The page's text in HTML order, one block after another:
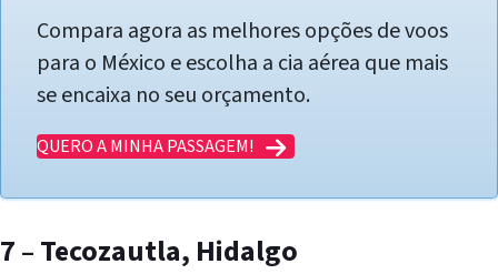
Compara agora as melhores opções de voos
para o México e escolha a cia aérea que mais
se encaixa no seu orçamento.
QUERO A MINHA PASSAGEM!
7 – Tecozautla, Hidalgo